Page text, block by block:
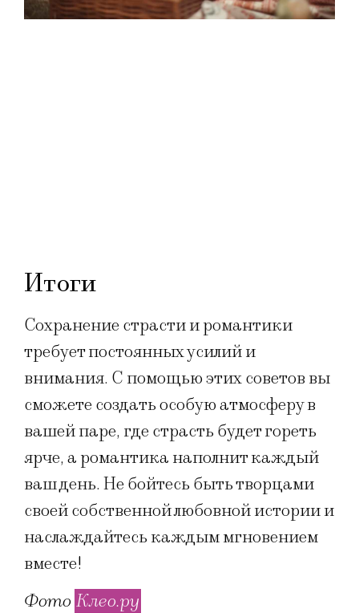
Итоги
Сохранение страсти и романтики
требует постоянных усилий и
внимания. С помощью этих советов вы
сможете создать особую атмосферу в
вашей паре, где страсть будет гореть
ярче, а романтика наполнит каждый
ваш день. Не бойтесь быть творцами
своей собственной любовной истории и
наслаждайтесь каждым мгновением
вместе!
Фото Клео.ру